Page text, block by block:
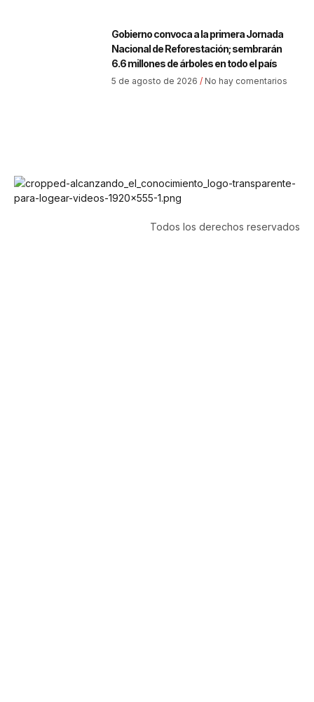
Gobierno convoca a la primera Jornada
Nacional de Reforestación; sembrarán
6.6 millones de árboles en todo el país
5 de agosto de 2026 No hay comentarios
Todos los derechos reservados